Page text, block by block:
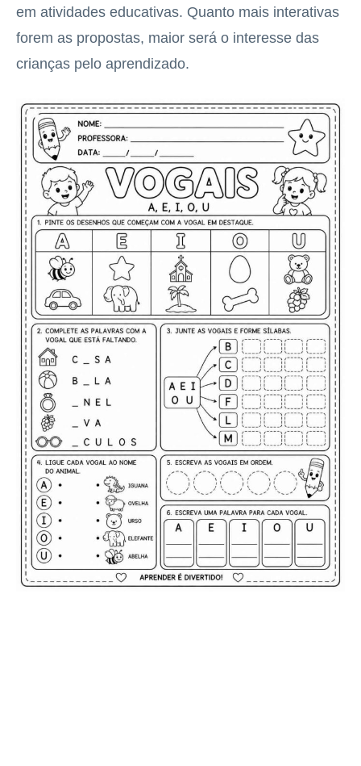
em atividades educativas. Quanto mais interativas
forem as propostas, maior será o interesse das
crianças pelo aprendizado.